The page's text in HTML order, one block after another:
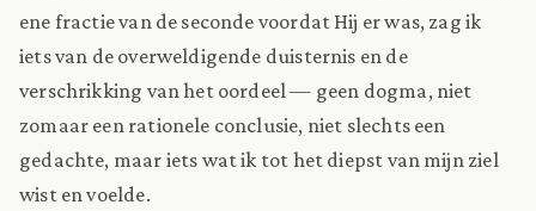
ene fractie van de seconde voordat Hij er was, zag ik
iets van de overweldigende duisternis en de
verschrikking van het oordeel — geen dogma, niet
zomaar een rationele conclusie, niet slechts een
gedachte, maar iets wat ik tot het diepst van mijn ziel
wist en voelde.